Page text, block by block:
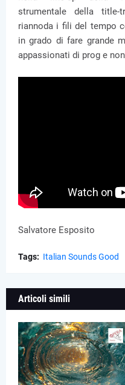
strumentale della
riannoda i fili del tempo
in grado di fare grande
appassionati di prog e
Salvatore Esposito
Tags: Italian Sounds Good
Articoli simili